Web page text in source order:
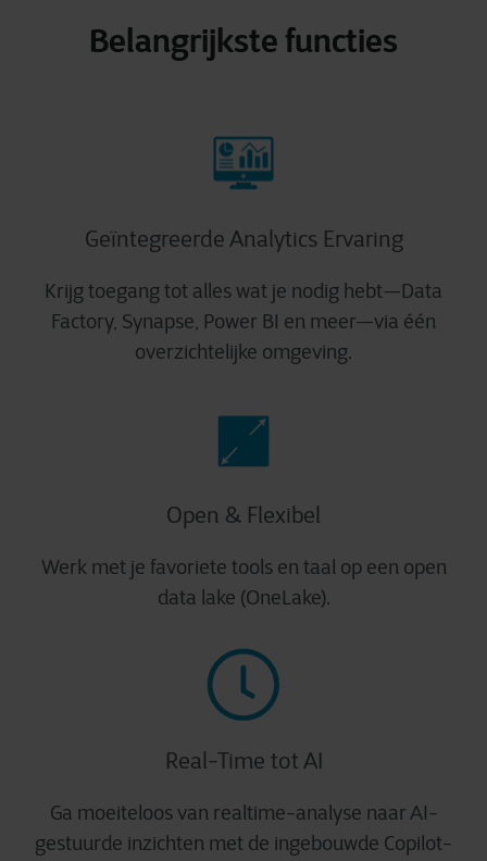
Belangrijkste functies
Geïntegreerde Analytics Ervaring
Krijg toegang tot alles wat je nodig hebt—Data
Factory, Synapse, Power BI en meer—via één
overzichtelijke omgeving.
Open & Flexibel
Werk met je favoriete tools en taal op een open
data lake (OneLake).
Real-Time tot AI
Ga moeiteloos van realtime-analyse naar AI-
gestuurde inzichten met de ingebouwde Copilot-